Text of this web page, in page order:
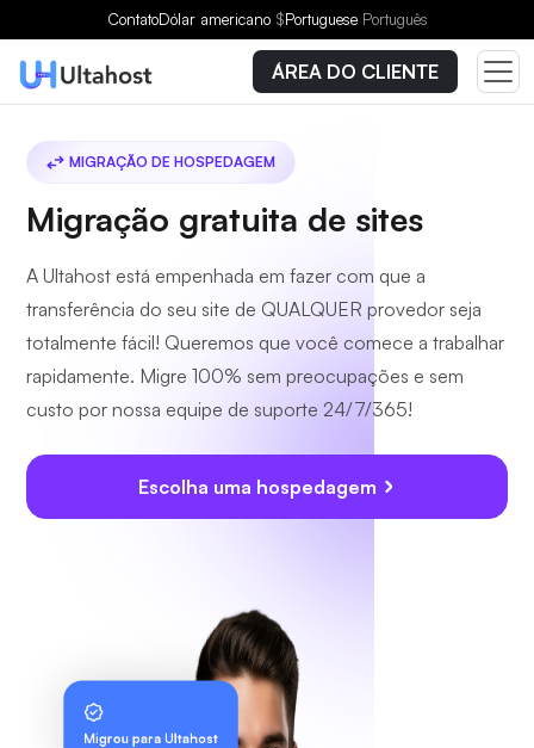
ContatoDólar americano $Portuguese Português
ÁREA DO CLIENTE
MIGRAÇÃO DE HOSPEDAGEM
Migração gratuita de sites
A Ultahost está empenhada em fazer com que a
transferência do seu site de QUALQUER provedor seja
totalmente fácil! Queremos que você comece a trabalhar
rapidamente. Migre 100% sem preocupações e sem
custo por nossa equipe de suporte 24/7/365!
Escolha uma hospedagem
Migrou para Ultahost